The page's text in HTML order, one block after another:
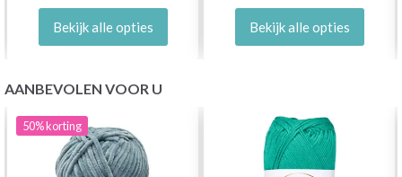
Bekijk alle opties Bekijk alle opties
AANBEVOLEN VOOR U
50%korting